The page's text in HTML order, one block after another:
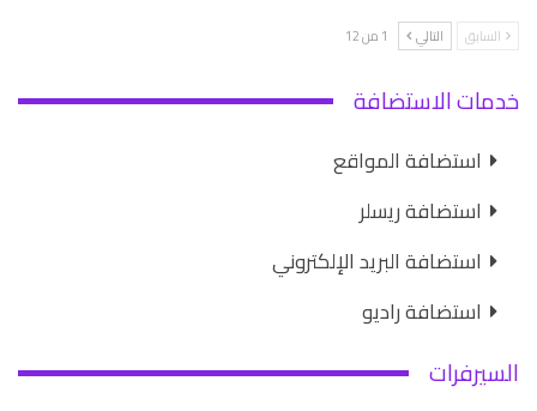
السابق التالي 1 من 12
خدمات الاستضافة
استضافة المواقع
استضافة ريسلر
استضافة البريد الإلكتروني
استضافة راديو
السيرفرات